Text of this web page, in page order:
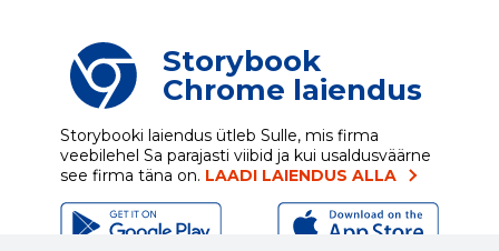
Storybook
Chrome laiendus
Storybooki laiendus ütleb Sulle, mis firma
veebilehel Sa parajasti viibid ja kui usaldusväärne
see firma täna on. LAADI LAIENDUS ALLA